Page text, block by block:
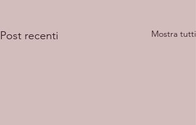
Post recenti Mostra tutti